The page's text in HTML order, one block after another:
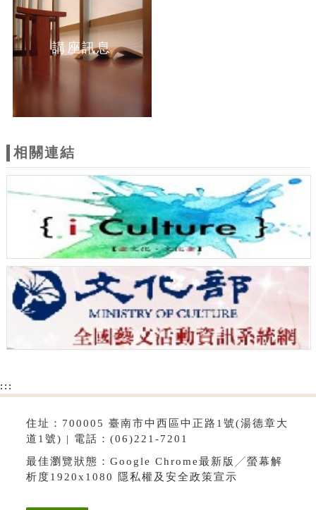
講座訊息
相關連結
:::
住址：700005 臺南市中西區中正路1號(湯德章大
道1號) | 電話：(06)221-7201
最佳瀏覽狀態：Google Chrome最新版╱螢幕解
析度1920x1080 隱私權及安全政策宣示